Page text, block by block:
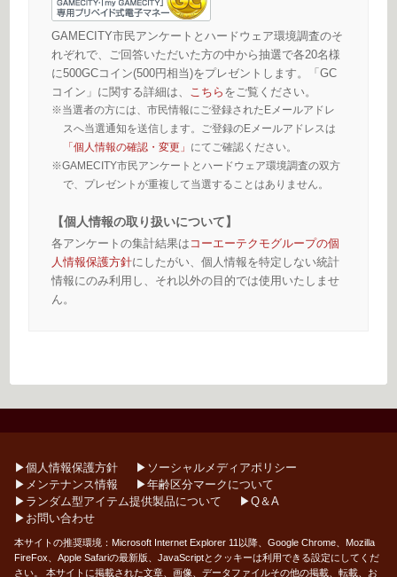
GAMECITY市民アンケートとハードウェア環境調査のそ
れぞれで、ご回答いただいた方の中から抽選で各20名様
に500GCコイン(500円相当)をプレゼントします。「GC
コイン」に関する詳細は、 こちら をご覧ください。
※当選者の方には、市民情報にご登録されたEメールアドレ
スへ当選通知を送信します。ご登録のEメールアドレスは
「個人情報の確認・変更」 にてご確認ください。
※GAMECITY市民アンケートとハードウェア環境調査の双方
で、プレゼントが重複して当選することはありません。
【個人情報の取り扱いについて】
各アンケートの集計結果は コーエーテクモグループの個
人情報保護方針にしたがい、個人情報を特定しない統計
情報にのみ利用し、それ以外の目的では使用いたしませ
ん。
▶︎個人情報保護方針
▶︎ソーシャルメディアポリシー
▶︎メンテナンス情報
▶︎年齢区分マークについて
▶︎ランダム型アイテム提供製品について
▶︎Q＆A
▶︎お問い合わせ
本サイトの推奨環境：Microsoft Internet Explorer 11以降、Google Chrome、Mozilla
FireFox、Apple Safariの最新版、JavaScriptとクッキーは利用できる設定にしてくだ
さい。 本サイトに掲載された文章、画像、データファイルその他の掲載、転載、お